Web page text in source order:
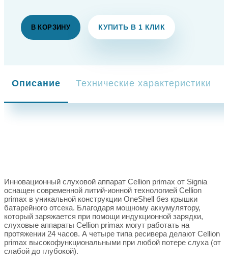
В КОРЗИНУ КУПИТЬ В 1 КЛИК
Описание Технические характеристики
Инновационный слуховой аппарат Cellion primax от Signia
оснащен современной литий-ионной технологией Cellion
primax в уникальной конструкции OneShell без крышки
батарейного отсека. Благодаря мощному аккумулятору,
который заряжается при помощи индукционной зарядки,
слуховые аппараты Cellion primax могут работать на
протяжении 24 часов. А четыре типа ресивера делают Cellion
primax высокофункциональными при любой потере слуха (от
слабой до глубокой).